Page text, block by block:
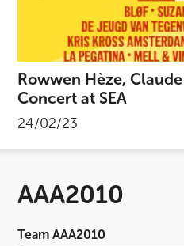
Rowwen Hèze,
Concert at SEA
24/02/23
AAA2010
Team AAA2010